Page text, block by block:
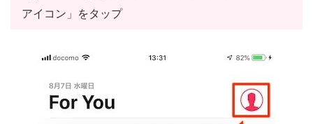
アイコン」をタップ